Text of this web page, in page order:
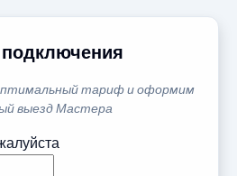
подключения
тариф и оформим
выезд Мастера